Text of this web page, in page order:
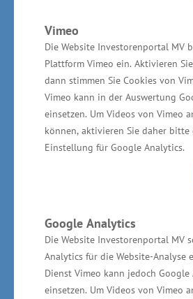
Vimeo
Die Website Investorenportal MV
Plattform Vimeo ein. Aktivieren
dann stimmen Sie Cookies von
Vimeo kann in der Auswertung
einsetzen. Um Videos von Vimeo
können, aktivieren Sie daher bitte
Einstellung für Google Analytics.
Google Analytics
Die Website Investorenportal MV
Analytics für die Website-Analyse
Dienst Vimeo kann jedoch Google
einsetzen. Um Videos von Vimeo
Wirtschafts- und
Meyer machte deutlich, dass
mehr gesetzlichen
Mindestarbeitsbedingungen
ist zunehmend eine Frage der
Gerechtigkeit. Wir werden in
Vorpommern bei der
Auftragsvergabe den
Einhaltung von
koppeln. Wir modernisieren
Vergaberecht. Die Einhaltung
Tarifverträgen und die